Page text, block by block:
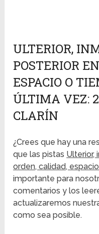
ULTERIOR,
POSTERIOR
ESPACIO O
ÚLTIMA VEZ:
CLARÍN
¿Crees que hay una
que las pistas Ulterior,
orden, calidad,
importante para
comentarios y los
actualizaremos
como sea posible.